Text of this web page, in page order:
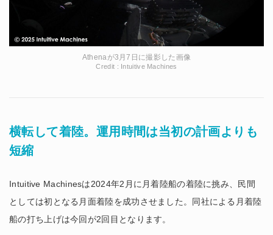
Athenaが3月7日に撮影した画像
Credit : Intuitive Machines
横転して着陸。運用時間は当初の計画よりも
短縮
Intuitive Machinesは2024年2月に月着陸船の着陸に挑み、民間
としては初となる月面着陸を成功させました。同社による月着陸
船の打ち上げは今回が2回目となります。